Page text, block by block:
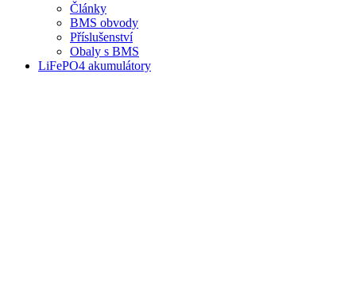
Články
BMS obvody
Příslušenství
Obaly s BMS
LiFePO4 akumulátory